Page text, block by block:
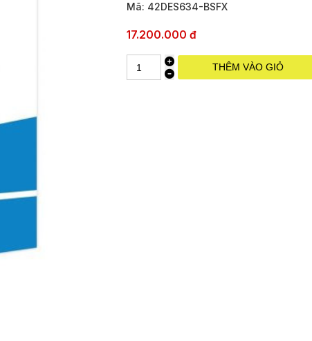
Mã: 42DES634-BSFX
17.200.000 đ